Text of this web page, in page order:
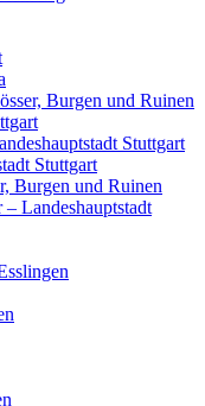
Burgen und Ruinen
Stuttgart
Stuttgart
Burgen und Ruinen
Landeshauptstadt